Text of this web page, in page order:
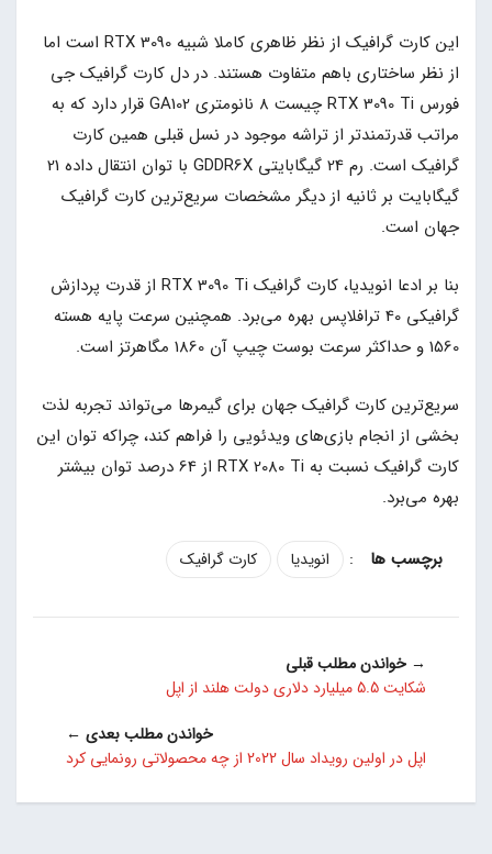
این کارت گرافیک از نظر ظاهری کاملا شبیه RTX 3090 است اما
از نظر ساختاری باهم متفاوت هستند. در دل کارت گرافیک جی
فورس RTX 3090 Ti چیست 8 نانومتری GA102 قرار دارد که به
مراتب قدرتمندتر از تراشه موجود در نسل قبلی همین کارت
گرافیک است. رم 24 گیگابایتی GDDR6X با توان انتقال داده 21
گیگابایت بر ثانیه از دیگر مشخصات سریع‌ترین کارت گرافیک
جهان است.
بنا بر ادعا انویدیا، کارت گرافیک RTX 3090 Ti از قدرت پردازش
گرافیکی 40 ترافلاپس بهره می‌برد. همچنین سرعت پایه هسته
1560 و حداکثر سرعت بوست چیپ آن 1860 مگاهرتز است.
سریع‌ترین کارت گرافیک جهان برای گیمرها می‌تواند تجربه لذت
بخشی از انجام بازی‌های ویدئویی را فراهم کند، چراکه توان این
کارت گرافیک نسبت به RTX 2080 Ti از 64 درصد توان بیشتر
بهره می‌برد.
: انویدیا کارت گرافیک
→ خواندن مطلب قبلی
شکایت 5.5 میلیارد دلاری دولت هلند از اپل
خواندن مطلب بعدی ←
اپل در اولین رویداد سال 2022 از چه محصولاتی رونمایی کرد